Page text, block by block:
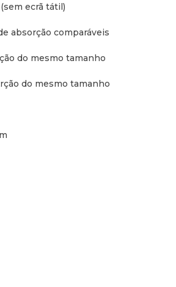
ecrã tátil)
absorção comparáveis
do mesmo tamanho
do mesmo tamanho